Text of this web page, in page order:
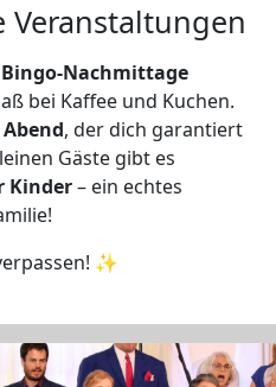
Veranstaltungen
Bingo-Nachmittage
bei Kaffee und Kuchen.
, der dich garantiert
Gäste gibt es
Kinder– ein echtes
✨